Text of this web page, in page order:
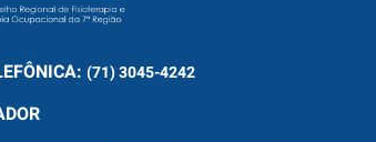
(71) 3045-4242